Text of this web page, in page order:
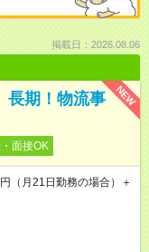
掲載日：2026.08.06
NEW
長期！物流事
面接OK
（月21日勤務の場合）＋